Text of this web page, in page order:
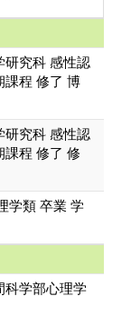
研究科 感性認
課程 修了 博
研究科 感性認
課程 修了 修
学類 卒業 学
科学部心理学